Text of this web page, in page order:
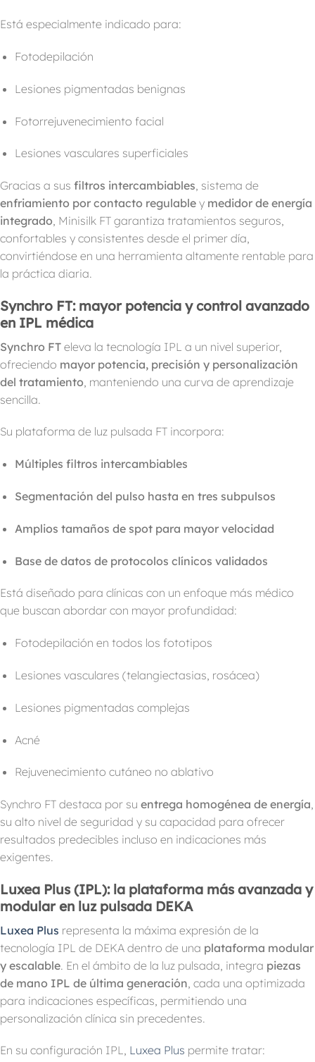
Está especialmente indicado para:
Fotodepilación
Lesiones pigmentadas benignas
Fotorrejuvenecimiento facial
Lesiones vasculares superficiales
Gracias a sus filtros intercambiables, sistema de
enfriamiento por contacto regulable y medidor de energía
integrado, Minisilk FT garantiza tratamientos seguros,
confortables y consistentes desde el primer día,
convirtiéndose en una herramienta altamente rentable para
la práctica diaria.
Synchro FT: mayor potencia y control avanzado
en IPL médica
Synchro FT eleva la tecnología IPL a un nivel superior,
ofreciendo mayor potencia, precisión y personalización
del tratamiento , manteniendo una curva de aprendizaje
sencilla.
Su plataforma de luz pulsada FT incorpora:
Múltiples filtros intercambiables
Segmentación del pulso hasta en tres subpulsos
Amplios tamaños de spot para mayor velocidad
Base de datos de protocolos clínicos validados
Está diseñado para clínicas con un enfoque más médico
que buscan abordar con mayor profundidad:
Fotodepilación en todos los fototipos
Lesiones vasculares (telangiectasias, rosácea)
Lesiones pigmentadas complejas
Acné
Rejuvenecimiento cutáneo no ablativo
Synchro FT destaca por su entrega homogénea de energía,
su alto nivel de seguridad y su capacidad para ofrecer
resultados predecibles incluso en indicaciones más
exigentes.
Luxea Plus (IPL): la plataforma más avanzada y
modular en luz pulsada DEKA
Luxea Plus representa la máxima expresión de la
tecnología IPL de DEKA dentro de una plataforma modular
y escalable. En el ámbito de la luz pulsada, integra piezas
de mano IPL de última generación , cada una optimizada
para indicaciones específicas, permitiendo una
personalización clínica sin precedentes.
En su configuración IPL, Luxea Plus permite tratar: